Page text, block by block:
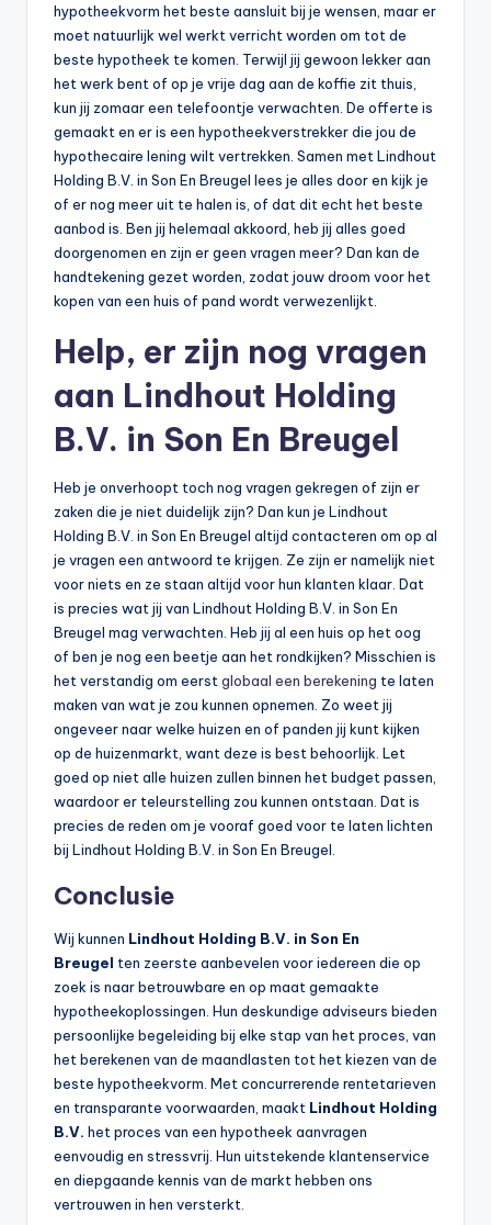
hypotheekvorm het beste aansluit bij je wensen, maar er
moet natuurlijk wel werkt verricht worden om tot de
beste hypotheek te komen. Terwijl jij gewoon lekker aan
het werk bent of op je vrije dag aan de koffie zit thuis,
kun jij zomaar een telefoontje verwachten. De offerte is
gemaakt en er is een hypotheekverstrekker die jou de
hypothecaire lening wilt vertrekken. Samen met Lindhout
Holding B.V. in Son En Breugel lees je alles door en kijk je
of er nog meer uit te halen is, of dat dit echt het beste
aanbod is. Ben jij helemaal akkoord, heb jij alles goed
doorgenomen en zijn er geen vragen meer? Dan kan de
handtekening gezet worden, zodat jouw droom voor het
kopen van een huis of pand wordt verwezenlijkt.
Help, er zijn nog vragen
aan Lindhout Holding
B.V. in Son En Breugel
Heb je onverhoopt toch nog vragen gekregen of zijn er
zaken die je niet duidelijk zijn? Dan kun je Lindhout
Holding B.V. in Son En Breugel altijd contacteren om op al
je vragen een antwoord te krijgen. Ze zijn er namelijk niet
voor niets en ze staan altijd voor hun klanten klaar. Dat
is precies wat jij van Lindhout Holding B.V. in Son En
Breugel mag verwachten. Heb jij al een huis op het oog
of ben je nog een beetje aan het rondkijken? Misschien is
het verstandig om eerst globaal een berekening te laten
maken van wat je zou kunnen opnemen. Zo weet jij
ongeveer naar welke huizen en of panden jij kunt kijken
op de huizenmarkt, want deze is best behoorlijk. Let
goed op niet alle huizen zullen binnen het budget passen,
waardoor er teleurstelling zou kunnen ontstaan. Dat is
precies de reden om je vooraf goed voor te laten lichten
bij Lindhout Holding B.V. in Son En Breugel.
Conclusie
Wij kunnen Lindhout Holding B.V. in Son En
Breugel ten zeerste aanbevelen voor iedereen die op
zoek is naar betrouwbare en op maat gemaakte
hypotheekoplossingen. Hun deskundige adviseurs bieden
persoonlijke begeleiding bij elke stap van het proces, van
het berekenen van de maandlasten tot het kiezen van de
beste hypotheekvorm. Met concurrerende rentetarieven
en transparante voorwaarden, maakt Lindhout Holding
B.V. het proces van een hypotheek aanvragen
eenvoudig en stressvrij. Hun uitstekende klantenservice
en diepgaande kennis van de markt hebben ons
vertrouwen in hen versterkt.